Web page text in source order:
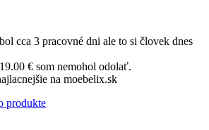
cca 3 pracovné dni ale to si človek dnes
€ som nemohol odolať.
na moebelix.sk
produkte